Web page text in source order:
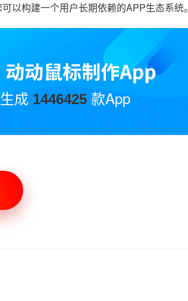
以构建一个用户长期依赖的APP生态系统。
成 1446425 款App